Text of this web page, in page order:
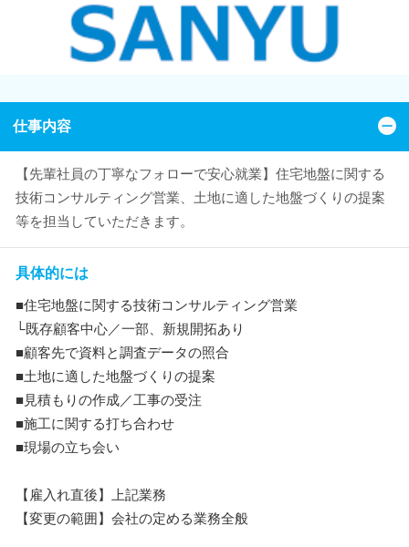
仕事内容
【先輩社員の丁寧なフォローで安心就業】住宅地盤に関する
技術コンサルティング営業、土地に適した地盤づくりの提案
等を担当していただきます。
具体的には
■住宅地盤に関する技術コンサルティング営業
└既存顧客中心／一部、新規開拓あり
■顧客先で資料と調査データの照合
■土地に適した地盤づくりの提案
■見積もりの作成／工事の受注
■施工に関する打ち合わせ
■現場の立ち会い
【雇入れ直後】上記業務
【変更の範囲】会社の定める業務全般